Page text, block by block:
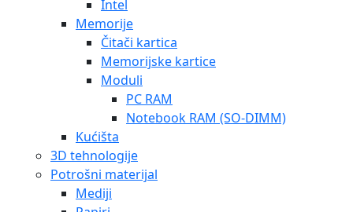
Intel
Memorije
Čitači kartica
Memorijske kartice
Moduli
PC RAM
Notebook RAM (SO-DIMM)
Kućišta
3D tehnologije
Potrošni materijal
Mediji